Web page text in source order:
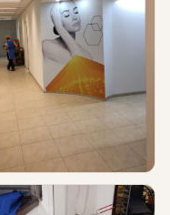
טפטים ומדבקות קיר בעסקים
עיצוב מרחבי עבודה